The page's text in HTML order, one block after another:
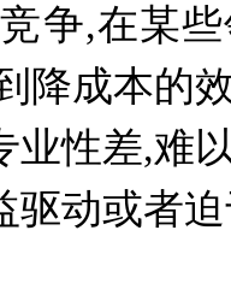
争,在某
降成本的
业性差,难
驱动或者